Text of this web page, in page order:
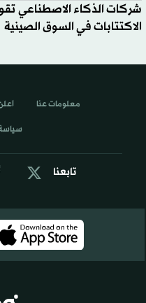
شركات الذكاء الاصطناعي
الاكتتابات في السوق الصينية
تابعنا
معلومات عنا